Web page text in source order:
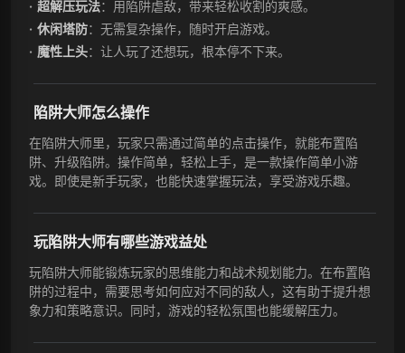
超解压玩法：用陷阱虐敌，带来轻松收割的爽感。
休闲塔防：无需复杂操作，随时开启游戏。
魔性上头：让人玩了还想玩，根本停不下来。
陷阱大师怎么操作
在陷阱大师里，玩家只需通过简单的点击操作，就能布置陷
阱、升级陷阱。操作简单，轻松上手，是一款操作简单小游
戏。即使是新手玩家，也能快速掌握玩法，享受游戏乐趣。
玩陷阱大师有哪些游戏益处
玩陷阱大师能锻炼玩家的思维能力和战术规划能力。在布置陷
阱的过程中，需要思考如何应对不同的敌人，这有助于提升想
象力和策略意识。同时，游戏的轻松氛围也能缓解压力。